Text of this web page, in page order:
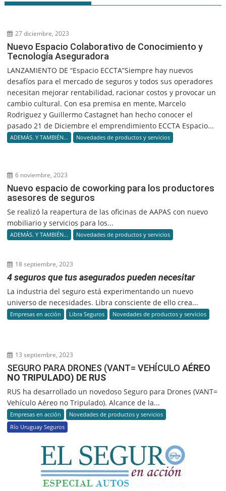
27 diciembre, 2023
Nuevo Espacio Colaborativo de Conocimiento y
Tecnología Aseguradora
LANZAMIENTO DE “Espacio ECCTA”Siempre hay nuevos
desafíos para el mercado de seguros y todos sus operadores
necesitan mejorar rentabilidad, racionar costos y provocar un
cambio cultural. Con esa premisa en mente, Marcelo
Rodriguez y Guillermo Castagnet han hecho conocer el
pasado 21 de Diciembre el emprendimiento ECCTA Espacio...
ADEMÁS. Y TAMBIÉN... Novedades de productos y servicios
6 noviembre, 2023
Nuevo espacio de coworking para los productores
asesores de seguros
Se realizó la reapertura de las oficinas de AAPAS con nuevo
mobiliario y servicios para los...
ADEMÁS. Y TAMBIÉN... Novedades de productos y servicios
18 septiembre, 2023
4 seguros que tus asegurados pueden necesitar
La industria del seguro está experimentando un nuevo
universo de necesidades. Libra consciente de ello crea...
Empresas en acción Libra Seguros Novedades de productos y servicios
13 septiembre, 2023
SEGURO PARA DRONES (VANT= VEHÍCULOAÉREO
NO TRIPULADO) DE RUS
RUS ha desarrollado un novedoso Seguro para Drones (VANT=
Vehículo Aéreo no Tripulado). Alcance de la...
Empresas en acción
Novedades de productos y servicios
Río Uruguay Seguros